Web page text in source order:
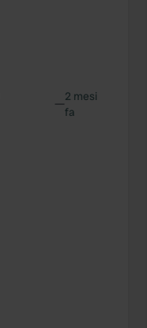
—2 mesi
fa